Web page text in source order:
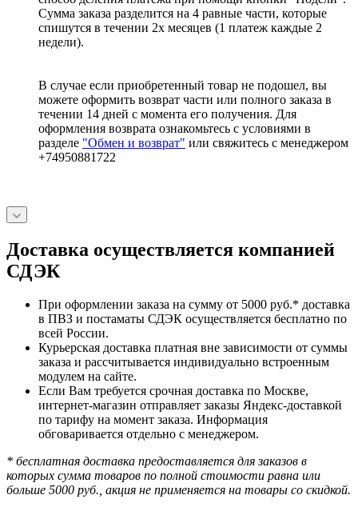
Сумма заказа разделится на 4 равные части, которые
спишутся в течении 2х месяцев (1 платеж каждые 2
недели).
В случае если приобретенный товар не подошел, вы
можете оформить возврат части или полного заказа в
течении 14 дней с момента его получения. Для
оформления возврата ознакомьтесь с условиями в
разделе "Обмен и возврат" или свяжитесь с менеджером
+74950881722
Доставка осуществляется компанией
СДЭК
При оформлении заказа на сумму от 5000 руб.* доставка
в ПВЗ и постаматы СДЭК осуществляется бесплатно по
всей России.
Курьерская доставка платная вне зависимости от суммы
заказа и рассчитывается индивидуально встроенным
модулем на сайте.
Если Вам требуется срочная доставка по Москве,
интернет-магазин отправляет заказы Яндекс-доставкой
по тарифу на момент заказа. Информация
обговаривается отдельно с менеджером.
* бесплатная доставка предоставляется для заказов в
которых сумма товаров по полной стоимости равна или
больше 5000 руб., акция не применяется на товары со скидкой.